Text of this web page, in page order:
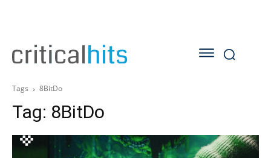
Tags 8BitDo
Tag: 8BitDo